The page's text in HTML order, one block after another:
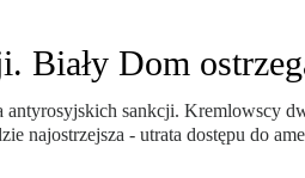
Biały Dom
sankcji.
najostrzejsza - utrata dostępu do